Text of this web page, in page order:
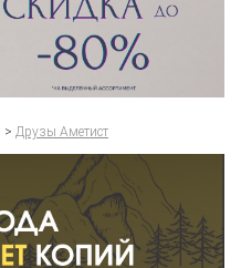
> Друзы Аметист